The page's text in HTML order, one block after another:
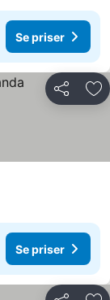
Se priser
Del
Se priser